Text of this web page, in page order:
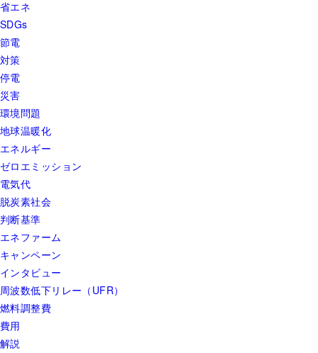
省エネ
SDGs
節電
対策
停電
災害
環境問題
地球温暖化
エネルギー
ゼロエミッション
電気代
脱炭素社会
判断基準
エネファーム
キャンペーン
インタビュー
周波数低下リレー（UFR）
燃料調整費
費用
解説